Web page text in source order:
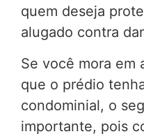
quem deseja
alugado contra
Se você mora em
que o prédio
condominial, o
importante, pois